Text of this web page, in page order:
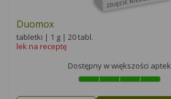
Duomox
tabletki | 1 g | 20 tabl.
lek na receptę
Dostępny w większości aptek